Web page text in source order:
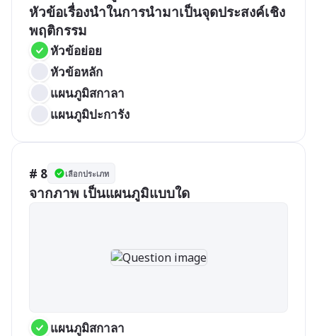
หัวข้อเรื่องนำในการนำมาเป็นจุดประสงค์เชิง
พฤติกรรม
หัวข้อย่อย
หัวข้อหลัก
แผนภูมิสกาลา
แผนภูมิปะการัง
# 8 เลือกประเภท
จากภาพ เป็นแผนภูมิแบบใด
แผนภูมิสกาลา